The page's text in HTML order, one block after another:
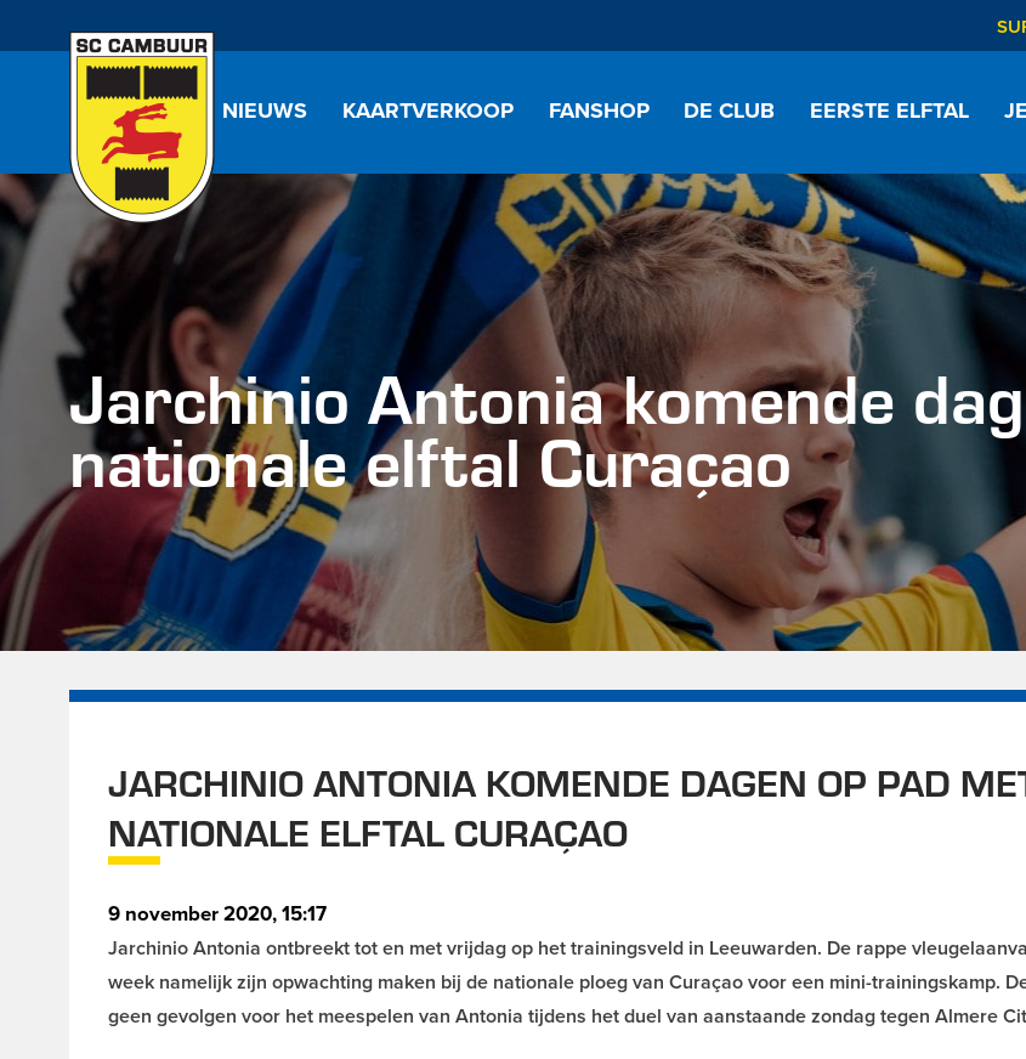
NIEUWS KAARTVERKOOP FANSHOP DE CLUB EERSTE ELFTAL
Jarchinio Antonia komende
nationale elftal Curaçao
JARCHINIO ANTONIA KOMENDE DAGEN OP PAD
NATIONALE ELFTAL CURAÇAO
9 november 2020, 15:17
Jarchinio Antonia ontbreekt tot en met vrijdag op het trainingsveld in Leeuwarden. De rappe
week namelijk zijn opwachting maken bij de nationale ploeg van Curaçao voor een mini-trainingskamp.
geen gevolgen voor het meespelen van Antonia tijdens het duel van aanstaande zondag tegen Almere